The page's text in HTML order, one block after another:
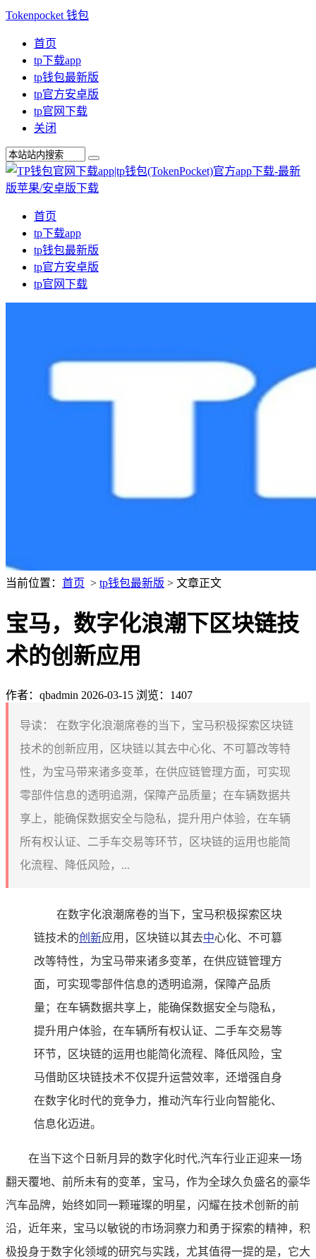
Tokenpocket 钱包
首页
tp下载app
tp钱包最新版
tp官方安卓版
tp官网下载
关闭
首页
tp下载app
tp钱包最新版
tp官方安卓版
tp官网下载
当前位置： 首页 > tp钱包最新版 > 文章正文
宝马，数字化浪潮下区块链技
术的创新应用
作者：qbadmin 2026-03-15 浏览：1407
导读：
在数字化浪潮席卷的当下，宝马积极探索区块链
技术的创新应用，区块链以其去中心化、不可篡改等特
性，为宝马带来诸多变革，在供应链管理方面，可实现
零部件信息的透明追溯，保障产品质量；在车辆数据共
享上，能确保数据安全与隐私，提升用户体验，在车辆
所有权认证、二手车交易等环节，区块链的运用也能简
化流程、降低风险，...
在数字化浪潮席卷的当下，宝马积极探索区块
链技术的创新应用，区块链以其去中心化、不可篡
改等特性，为宝马带来诸多变革，在供应链管理方
面，可实现零部件信息的透明追溯，保障产品质
量；在车辆数据共享上，能确保数据安全与隐私，
提升用户体验，在车辆所有权认证、二手车交易等
环节，区块链的运用也能简化流程、降低风险，宝
马借助区块链技术不仅提升运营效率，还增强自身
在数字化时代的竞争力，推动汽车行业向智能化、
信息化迈进。
在当下这个日新月异的数字化时代,汽车行业正迎来一场
翻天覆地、前所未有的变革，宝马，作为全球久负盛名的豪华
汽车品牌，始终如同一颗璀璨的明星，闪耀在技术创新的前
沿，近年来，宝马以敏锐的市场洞察力和勇于探索的精神，积
极投身于数字化领域的研究与实践，尤其值得一提的是，它大